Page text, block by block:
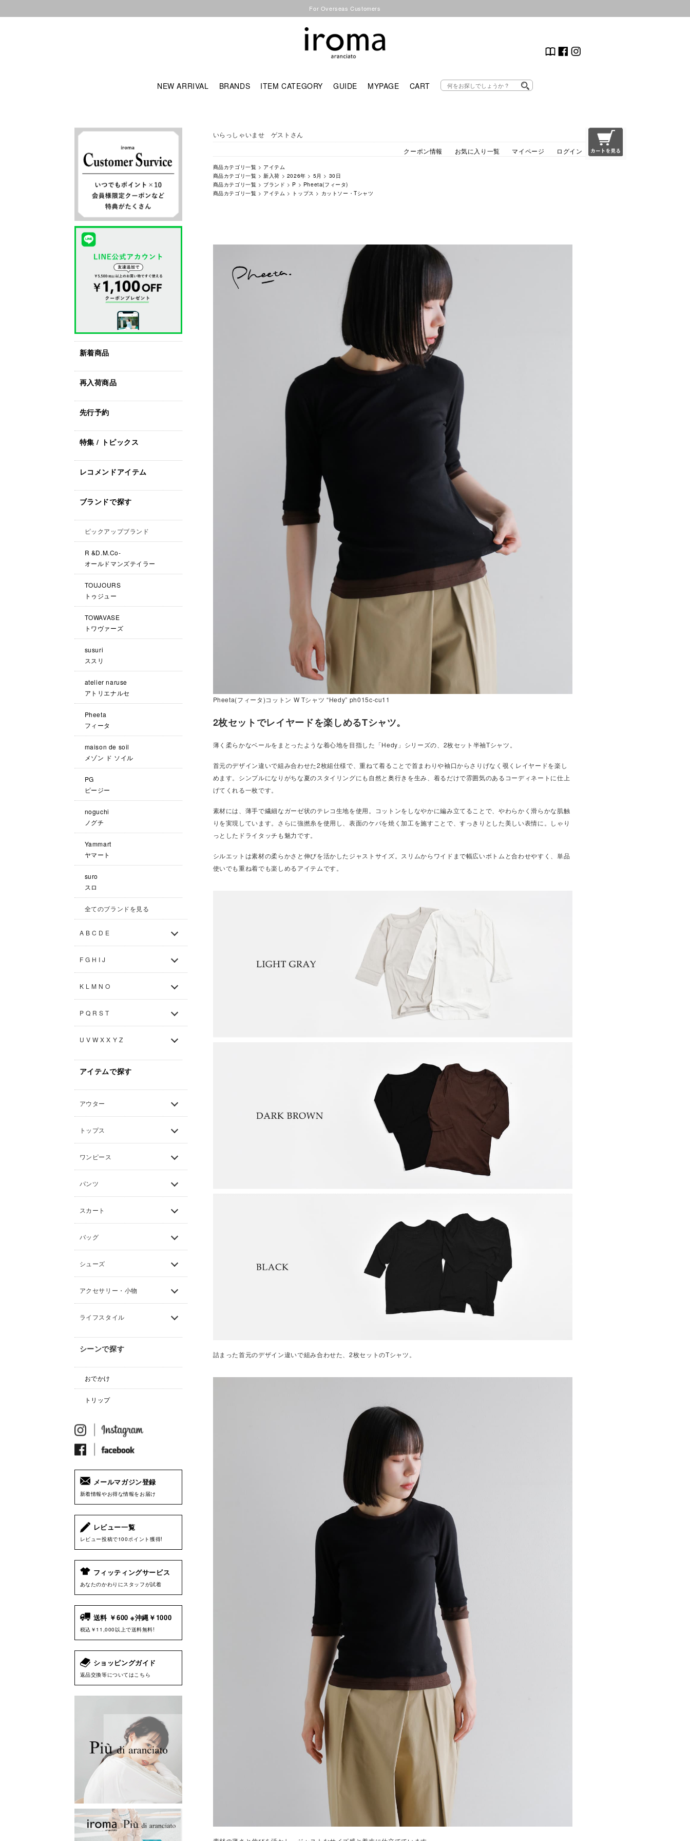
For Overseas Customers
NEW ARRIVAL BRANDS ITEM CATEGORY GUIDE MYPAGE CART
新着商品
再入荷商品
先行予約
特集 / トピックス
レコメンドアイテム
ブランドで探す
ピックアップブランド
R &D.M.Co-
オールドマンズテイラー
TOUJOURS
トゥジュー
TOWAVASE
トワヴァーズ
susuri
ススリ
atelier naruse
アトリエナルセ
Pheeta
フィータ
maison de soil
メゾン ド ソイル
PG
ピージー
noguchi
ノグチ
Yammart
ヤマート
suro
スロ
全てのブランドを見る
A B C D E
F G H I J
K L M N O
P Q R S T
U V W X X Y Z
アイテムで探す
アウター
トップス
ワンピース
パンツ
スカート
バッグ
シューズ
アクセサリー・小物
ライフスタイル
シーンで探す
おでかけ
トリップ
メールマガジン登録
新着情報やお得な情報をお届け
レビュー一覧
レビュー投稿で100ポイント獲得!
フィッティングサービス
あなたのかわりにスタッフが試着
送料 ￥600 ※沖縄￥1000
税込￥11,000以上で送料無料!
ショッピングガイド
返品交換等についてはこちら
いらっしゃいませ ゲストさん
クーポン情報
お気に入り一覧 マイページ ログイン
商品カテゴリ一覧 > アイテム
商品カテゴリ一覧 >新入荷 > 2026年 > 5月 > 30日
商品カテゴリ一覧 > ブランド > P > Pheeta(フィータ)
商品カテゴリ一覧 > アイテム > トップス > カットソー・Tシャツ
Pheeta(フィータ)コットン W Tシャツ “Hedy” ph015c-cu11
2枚セットでレイヤードを楽しめるTシャツ。
薄く柔らかなベールをまとったような着心地を目指した「Hedy」シリーズの、2枚セット半袖Tシャツ。
首元のデザイン違いで組み合わせた2枚組仕様で、重ねて着ることで首まわりや袖口からさりげなく覗くレイヤードを楽し
めます。シンプルになりがちな夏のスタイリングにも自然と奥行きを生み、着るだけで雰囲気のあるコーディネートに仕上
げてくれる一枚です。
素材には、薄手で繊細なガーゼ状のテレコ生地を使用。コットンをしなやかに編み立てることで、やわらかく滑らかな肌触
りを実現しています。さらに強撚糸を使用し、表面のケバを焼く加工を施すことで、すっきりとした美しい表情に。しゃり
っとしたドライタッチも魅力です。
シルエットは素材の柔らかさと伸びを活かしたジャストサイズ。スリムからワイドまで幅広いボトムと合わせやすく、単品
使いでも重ね着でも楽しめるアイテムです。
詰まった首元のデザイン違いで組み合わせた、2枚セットのTシャツ。